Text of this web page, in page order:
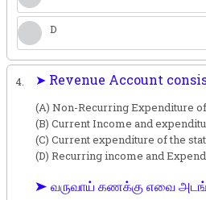
D
4. ➤ Revenue Account
(A) Non-Recurring Expenditure
(B) Current Income and
(C) Current expenditure of the
(D) Recurring income and
➤ வருவாய் கணக்கு எவை